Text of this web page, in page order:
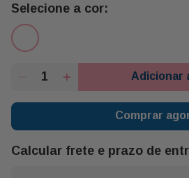
1 Rosa Colombiana Simples Buon
Adicionar
Comprar
Calcular frete e prazo de